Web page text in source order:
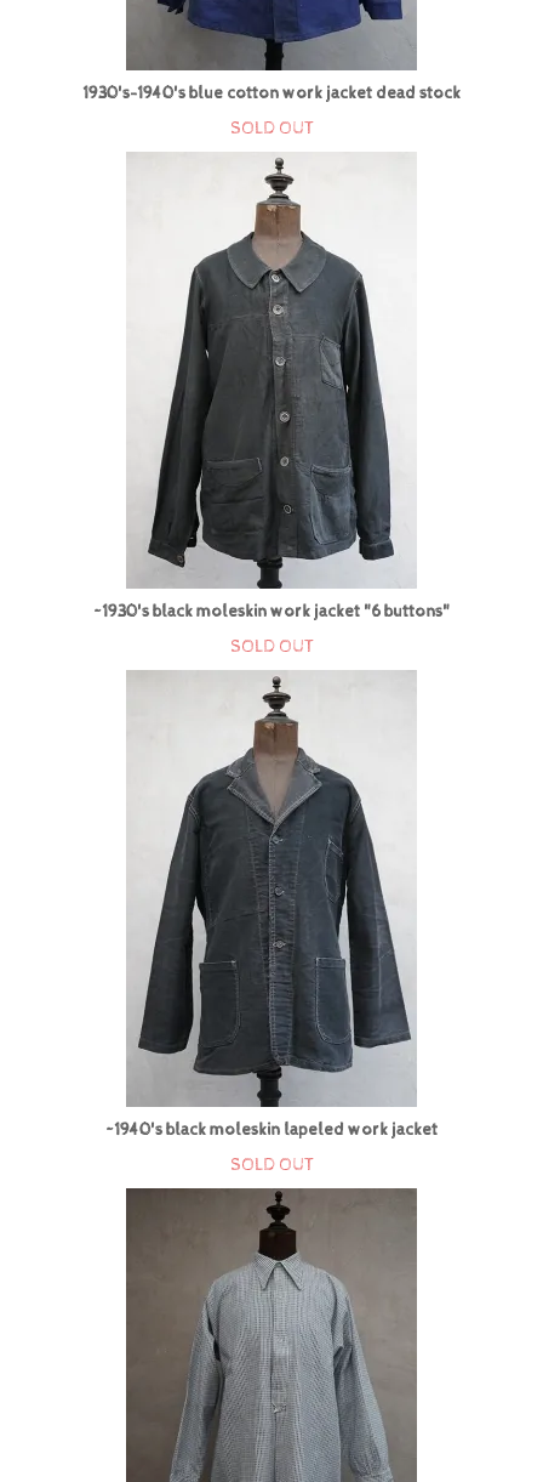
1930's-1940's blue cotton work jacket dead stock
SOLD OUT
~1930's black moleskin work jacket "6 buttons"
SOLD OUT
~1940's black moleskin lapeled work jacket
SOLD OUT